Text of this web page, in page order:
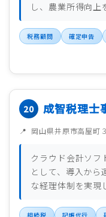
し、農業所得向上
税務顧問 確定申告
成智税理士
岡山県井原市高屋町
クラウド会計ソ
として、導入か
な経理体制を実現
相続税 記帳代行